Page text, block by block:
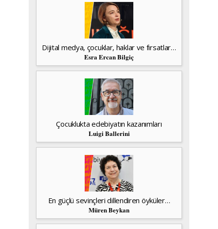
Dijital medya, çocuklar, haklar ve fırsatlar…
Esra Ercan Bilgiç
Çocuklukta edebiyatın kazanımları
Luigi Ballerini
En güçlü sevinçleri dillendiren öyküler…
Müren Beykan